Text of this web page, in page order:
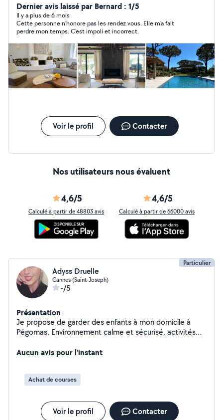
personnel en assurant tous les services de conciergerie
lié à la gestion de votre bien. Nous répondons à toutes
vos demandes, de la plus simple à la plus complexe. -
Prestation de ménage -Intendance de villa - Location
saisonnière - Placement de personnel (gouvernante,
chef privé, butler, coach sportif)
Dernier avis laissé par Bernard : 1/5
Il y a plus de 6 mois
Cette personne n'honore pas les rendez vous. Elle m'a fait
perdre mon temps. C'est impoli et incorrect.
Voir le profil Contacter
Nos utilisateurs nous évaluent
4,6/5
Calculé à partir de 48803 avis
4,6/5
Calculé à partir de 66000 avis
Particulier
Adyss Druelle
Cannes (Saint-Joseph)
-/5
Présentation
Je propose de garder des enfants à mon domicile à
Pégomas. Environnement calme et sécurisé, activités
plus d'informations
Aucun avis pour l'instant
Achat de courses
Voir le profil Contacter